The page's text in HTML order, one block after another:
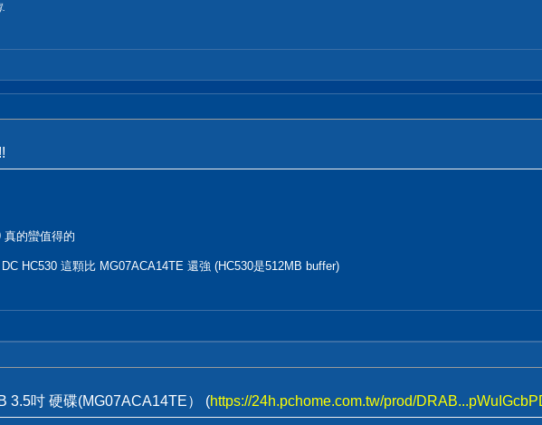
真的蠻值得的
HC530 這顆比 MG07ACA14TE 還強 (HC530是512MB buffer)
3.5吋 硬碟(MG07ACA14TE） (https://24h.pchome.com.tw/prod/